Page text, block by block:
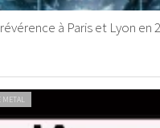
à Paris et Lyon en
METAL